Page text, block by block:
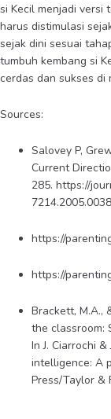
si Kecil menjadi versi
harus distimulasi
sejak dini sesuai
tumbuh kembang si
cerdas dan sukses di
Sources:
Salovey P,
Current
285. https://
https://
https://
Brackett, M.A.,
the classroom:
In J. Ciarrochi
intelligence: A
Press/Taylor &